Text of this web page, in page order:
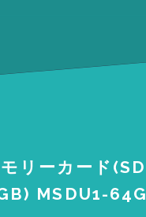
リーカード
MSDU1-